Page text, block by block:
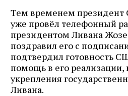
Тем временем
уже провёл телефонный
президентом Ливана
поздравил его с
подтвердил готовность
помощь в его
укрепления
Ливана.